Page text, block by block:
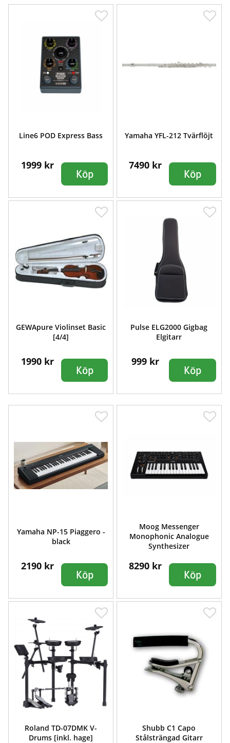
Line6 POD Express Bass
1999 kr
Köp
Yamaha YFL-212 Tvärflöjt
7490 kr
Köp
GEWApure Violinset Basic
[4/4]
1990 kr
Köp
Pulse ELG2000 Gigbag
Elgitarr
999 kr
Köp
Yamaha NP-15 Piaggero -
black
2190 kr
Köp
Moog Messenger
Monophonic Analogue
Synthesizer
8290 kr
Köp
Roland TD-07DMK V-
Drums [inkl. hage]
Shubb C1 Capo
Stålsträngad Gitarr